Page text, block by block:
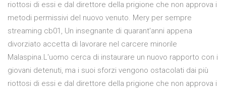
riottosi di essi e dal direttore della prigione che non approva i
metodi permissivi del nuovo venuto. Mery per sempre
streaming cb01, Un insegnante di quarant'anni appena
divorziato accetta di lavorare nel carcere minorile
Malaspina.L'uomo cerca di instaurare un nuovo rapporto con i
giovani detenuti, ma i suoi sforzi vengono ostacolati dai più
riottosi di essi e dal direttore della prigione che non approva i